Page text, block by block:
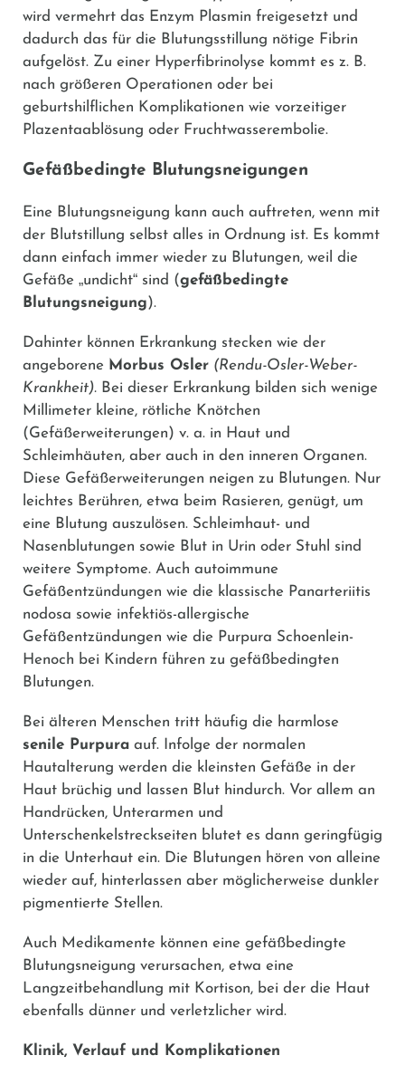
wird vermehrt das Enzym Plasmin freigesetzt und
dadurch das für die Blutungsstillung nötige Fibrin
aufgelöst. Zu einer Hyperfibrinolyse kommt es z. B.
nach größeren Operationen oder bei
geburtshilflichen Komplikationen wie vorzeitiger
Plazentaablösung oder Fruchtwasserembolie.
Gefäßbedingte Blutungsneigungen
Eine Blutungsneigung kann auch auftreten, wenn mit
der Blutstillung selbst alles in Ordnung ist. Es kommt
dann einfach immer wieder zu Blutungen, weil die
Gefäße „undicht“ sind (gefäßbedingte
Blutungsneigung).
Dahinter können Erkrankung stecken wie der
angeborene Morbus Osler (Rendu-Osler-Weber-
Krankheit). Bei dieser Erkrankung bilden sich wenige
Millimeter kleine, rötliche Knötchen
(Gefäßerweiterungen) v. a. in Haut und
Schleimhäuten, aber auch in den inneren Organen.
Diese Gefäßerweiterungen neigen zu Blutungen. Nur
leichtes Berühren, etwa beim Rasieren, genügt, um
eine Blutung auszulösen. Schleimhaut- und
Nasenblutungen sowie Blut in Urin oder Stuhl sind
weitere Symptome. Auch autoimmune
Gefäßentzündungen wie die klassische Panarteriitis
nodosa sowie infektiös-allergische
Gefäßentzündungen wie die Purpura Schoenlein-
Henoch bei Kindern führen zu gefäßbedingten
Blutungen.
Bei älteren Menschen tritt häufig die harmlose
senile Purpura auf. Infolge der normalen
Hautalterung werden die kleinsten Gefäße in der
Haut brüchig und lassen Blut hindurch. Vor allem an
Handrücken, Unterarmen und
Unterschenkelstreckseiten blutet es dann geringfügig
in die Unterhaut ein. Die Blutungen hören von alleine
wieder auf, hinterlassen aber möglicherweise dunkler
pigmentierte Stellen.
Auch Medikamente können eine gefäßbedingte
Blutungsneigung verursachen, etwa eine
Langzeitbehandlung mit Kortison, bei der die Haut
ebenfalls dünner und verletzlicher wird.
Klinik, Verlauf und Komplikationen